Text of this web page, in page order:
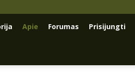
Apie Forumas Prisijungti